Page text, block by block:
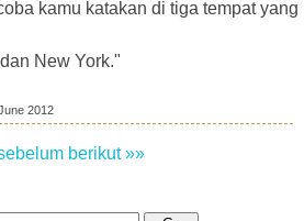
kamu katakan di tiga tempat yang
New York."
2012
berikut »»